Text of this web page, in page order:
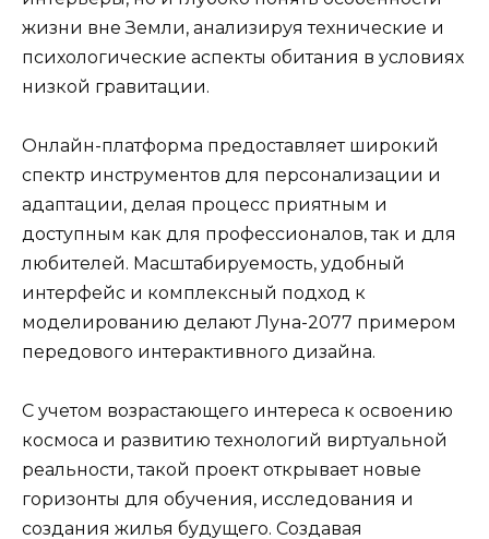
жизни вне Земли, анализируя технические и
психологические аспекты обитания в условиях
низкой гравитации.
Онлайн-платформа предоставляет широкий
спектр инструментов для персонализации и
адаптации, делая процесс приятным и
доступным как для профессионалов, так и для
любителей. Масштабируемость, удобный
интерфейс и комплексный подход к
моделированию делают Луна-2077 примером
передового интерактивного дизайна.
С учетом возрастающего интереса к освоению
космоса и развитию технологий виртуальной
реальности, такой проект открывает новые
горизонты для обучения, исследования и
создания жилья будущего. Создавая